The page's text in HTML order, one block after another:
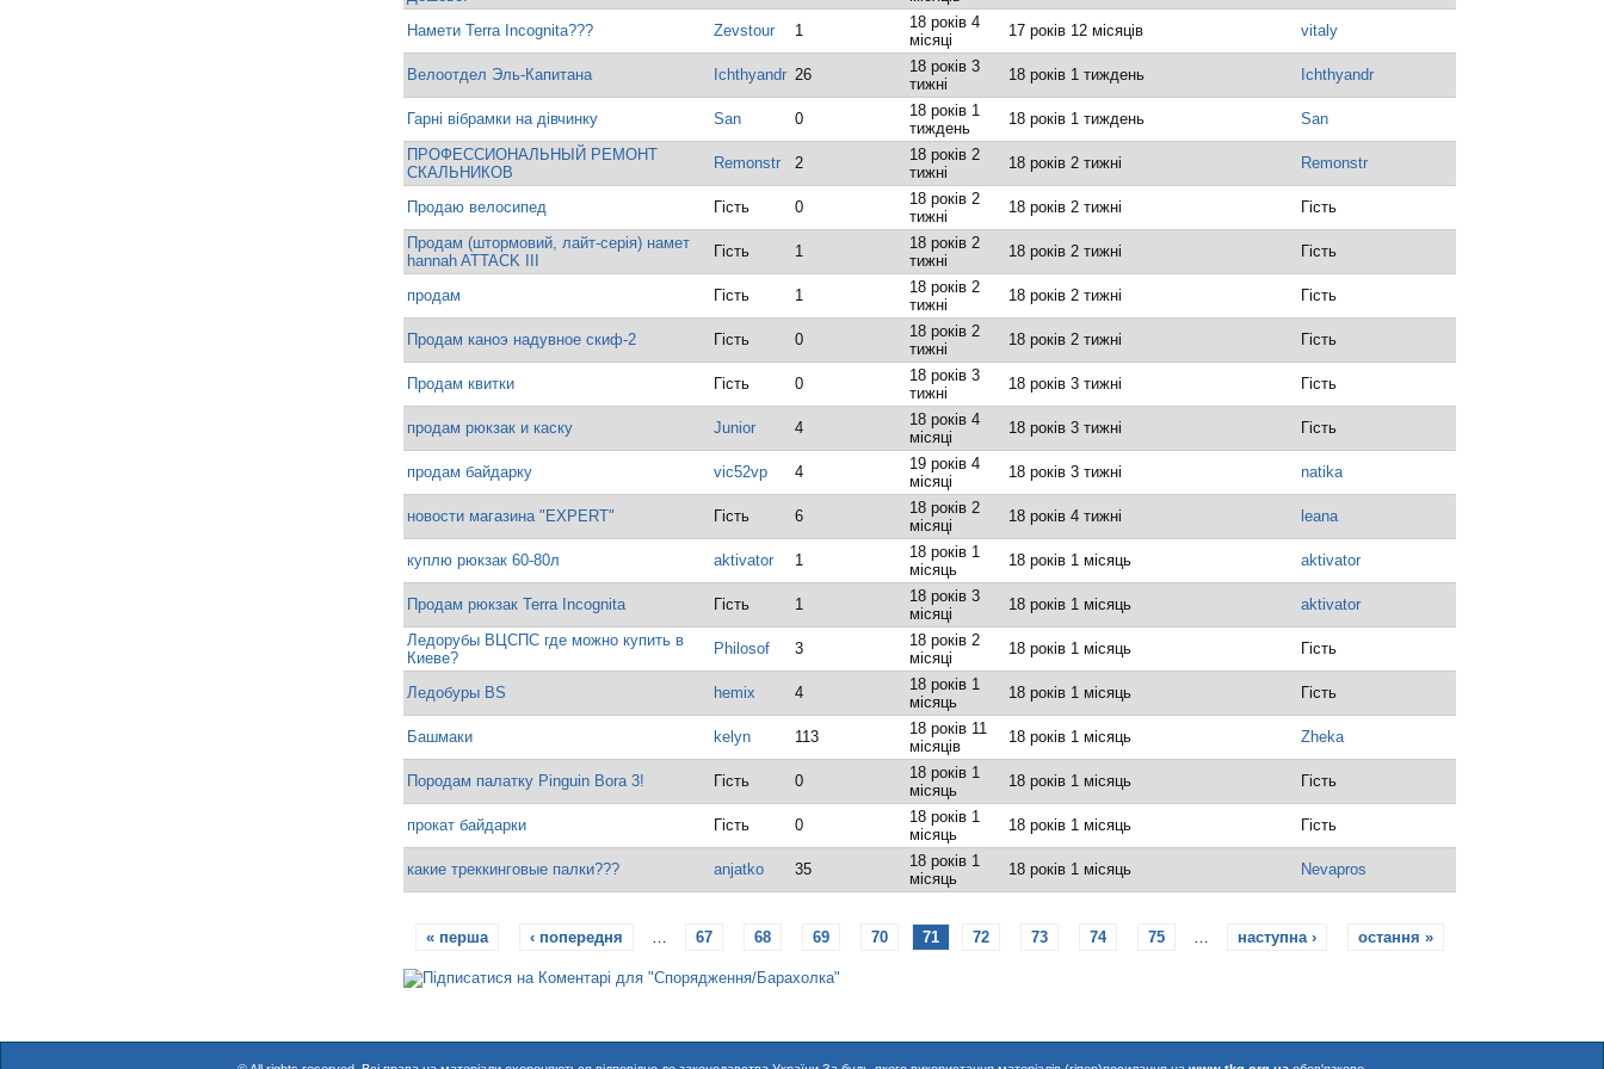
Намети Terra Incognita??? Zevstour 1
18 років 4
місяці
17 років 12 місяців vitaly
Велоотдел Эль-Капитана Ichthyandr 26
18 років 3
тижні
18 років 1 тиждень Ichthyandr
Гарні вібрамки на дівчинку San 0
18 років 1
тиждень
18 років 1 тиждень
San
ПРОФЕССИОНАЛЬНЫЙ РЕМОНТ
СКАЛЬНИКОВ
Remonstr 2
18 років 2
тижні
18 років 2 тижні Remonstr
Продаю велосипед Гість 0
18 років 2
тижні
18 років 2 тижні
Гість
Продам (штормовий, лайт-серія) намет
hannah ATTACK III
Гість 1
18 років 2
тижні
18 років 2 тижні Гість
продам Гість 1
18 років 2
тижні
18 років 2 тижні Гість
Продам каноэ надувное скиф-2 Гість 0
18 років 2
тижні
18 років 2 тижні Гість
Продам квитки Гість 0
18 років 3
тижні
18 років 3 тижні Гість
продам рюкзак и каску Junior 4
18 років 4
місяці
18 років 3 тижні Гість
продам байдарку vic52vp 4
19 років 4
місяці
18 років 3 тижні natika
новости магазина "EXPERT" Гість 6
18 років 2
місяці
18 років 4 тижні leana
куплю рюкзак 60-80л aktivator 1
18 років 1
місяць
18 років 1 місяць aktivator
Продам рюкзак Terra Incognita Гість 1
18 років 3
місяці
18 років 1 місяць
aktivator
Ледорубы ВЦСПС где можно купить в
Киеве?
Philosof 3
18 років 2
місяці
18 років 1 місяць Гість
Ледобуры BS hemix 4
18 років 1
місяць
18 років 1 місяць Гість
Башмаки kelyn 113
18 років 11
місяців
18 років 1 місяць Zheka
Породам палатку Pinguin Bora 3! Гість 0
18 років 1
місяць
18 років 1 місяць Гість
прокат байдарки Гість 0
18 років 1
місяць
18 років 1 місяць Гість
какие треккинговые палки??? anjatko 35
18 років 1
місяць
18 років 1 місяць Nevapros
т
« перша ‹ попередня 67 68 69 70 71 72 73 74 75 наступна › остання »